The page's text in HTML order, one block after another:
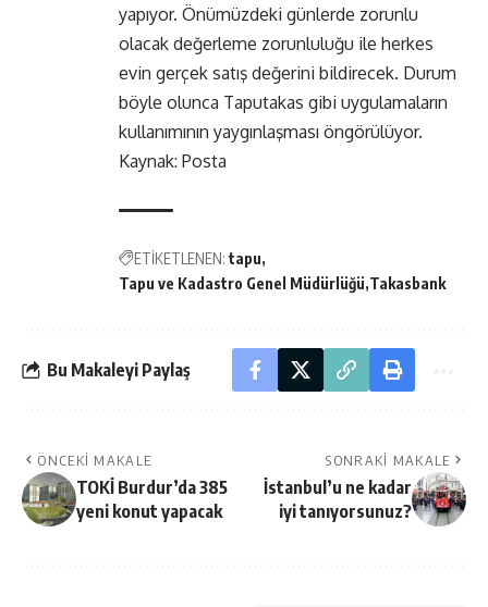
yapıyor. Önümüzdeki günlerde zorunlu
olacak değerleme zorunluluğu ile herkes
evin gerçek satış değerini bildirecek. Durum
böyle olunca Taputakas gibi uygulamaların
kullanımının yaygınlaşması öngörülüyor.
Kaynak: Posta
ETİKETLENEN: tapu
Tapu ve Kadastro Genel Müdürlüğü Takasbank
Bu Makaleyi Paylaş
ÖNCEKI MAKALE
TOKİ Burdur’da 385
yeni konut yapacak
SONRAKI MAKALE
İstanbul’u ne kadar
iyi tanıyorsunuz?